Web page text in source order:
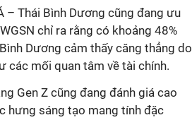
– Thái Bình Dương cũng đang ưu
chỉ ra rằng có khoảng 48%
Dương cảm thấy căng thẳng do
các mối quan tâm về tài chính.
Gen Z cũng đang đánh giá cao
hưng sáng tạo mang tính đặc